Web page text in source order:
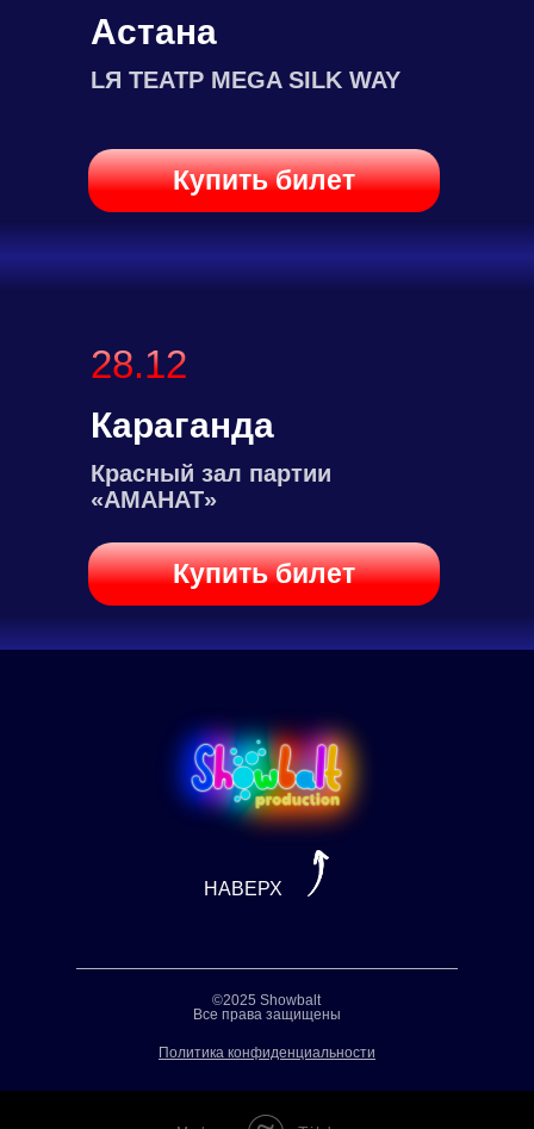
Купить билет
LЯ ТЕАТР MEGA SILK WAY
Астана
28.12
Купить билет
Красный зал партии
«АМАНАТ»
Караганда
Политика конфиденциальности
©2025 Showbalt
Все права защищены
НАВЕРХ